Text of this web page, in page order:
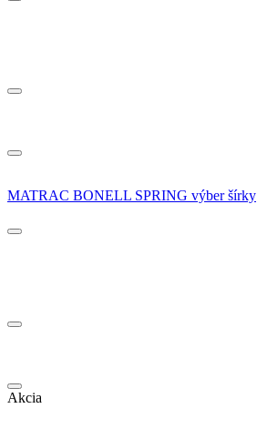
MATRAC BONELL SPRING výber šírky
Akcia